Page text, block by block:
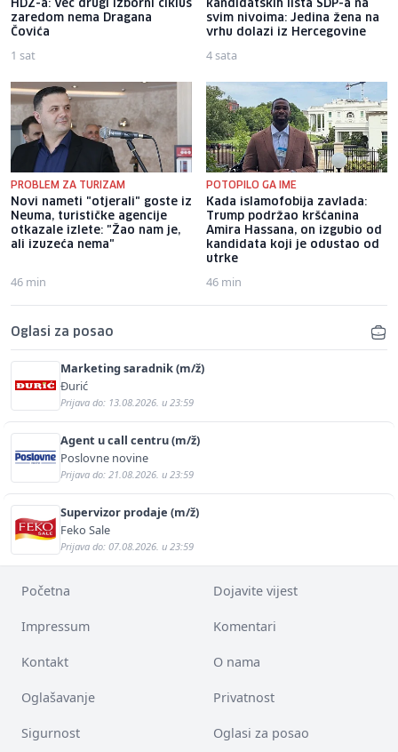
HDZ-a: Već drugi izborni ciklus
zaredom nema Dragana
Čovića
1 sat
kandidatskih lista SDP-a na
svim nivoima: Jedina žena na
vrhu dolazi iz Hercegovine
4 sata
PROBLEM ZA TURIZAM
Novi nameti "otjerali" goste iz
Neuma, turističke agencije
otkazale izlete: "Žao nam je,
ali izuzeća nema"
46 min
POTOPILO GA IME
Kada islamofobija zavlada:
Trump podržao kršćanina
Amira Hassana, on izgubio od
kandidata koji je odustao od
utrke
46 min
Oglasi za posao
Marketing saradnik (m/ž)
Đurić
Prijava do: 13.08.2026. u 23:59
Agent u call centru (m/ž)
Poslovne novine
Prijava do: 21.08.2026. u 23:59
Supervizor prodaje (m/ž)
Feko Sale
Prijava do: 07.08.2026. u 23:59
Početna Dojavite vijest
Impressum Komentari
Kontakt O nama
Oglašavanje Privatnost
Sigurnost Oglasi za posao